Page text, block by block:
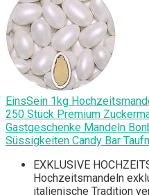
EinsSein 1kg
250 Stück Premium
Gastgeschenke Mandeln
Süssigkeiten Candy Bar
EXKLUSIVE
Hochzeitsmandeln
italienische Tradition